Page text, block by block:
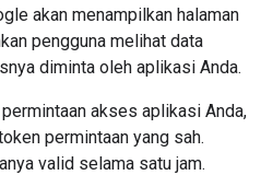
akan menampilkan halaman
pengguna melihat data
diminta oleh aplikasi Anda.
akses aplikasi Anda,
permintaan yang sah.
valid selama satu jam.